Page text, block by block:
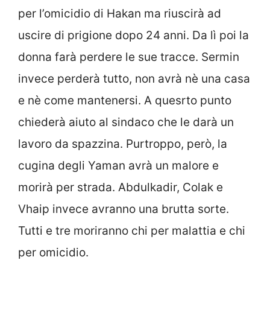
per l’omicidio di Hakan ma riuscirà ad
uscire di prigione dopo 24 anni. Da lì poi la
donna farà perdere le sue tracce. Sermin
invece perderà tutto, non avrà nè una casa
e nè come mantenersi. A quesrto punto
chiederà aiuto al sindaco che le darà un
lavoro da spazzina. Purtroppo, però, la
cugina degli Yaman avrà un malore e
morirà per strada. Abdulkadir, Colak e
Vhaip invece avranno una brutta sorte.
Tutti e tre moriranno chi per malattia e chi
per omicidio.